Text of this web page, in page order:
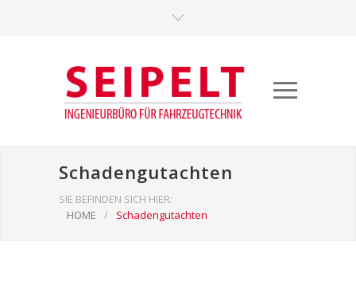
Schadengutachten
SIE BEFINDEN SICH HIER:
HOME
/ Schadengutachten